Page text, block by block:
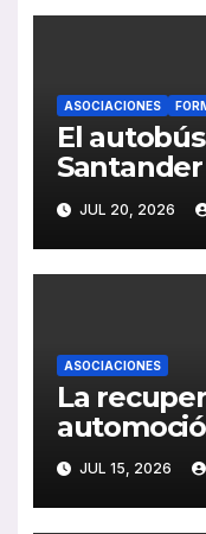
ASOCIACIONES
El
de la
cohesión
JUL 20, 2026
ASOCIACIONES
La
al sector
de
JUL 15, 2026